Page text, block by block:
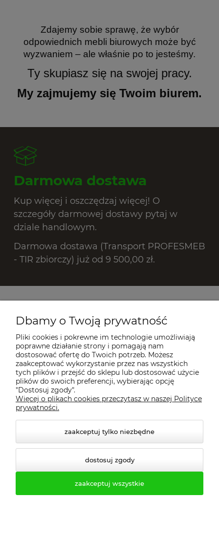
Zdajemy sobie sprawę, że wybór
odpowiednich mebli biurowych może być
wyzwaniem – ale właśnie po to jesteśmy.
Ty skupiasz się na swojej pracy.
My zajmujemy się Twoim biurem.
Darmowa dostawa
Kup więcej i oszczędzaj więcej! O
szczegóły darmowej dostawy pytaj w
dziale handlowym.
Darmowa dostawa (Transport PROFESMEB
- TIR zbiorczy) już od 9 500,00 zł.
Promocje
Nowości
Bestsellery
Ławka szatniowa z
Ławka szatniowa z
Dbamy o Twoją prywatność
Pliki cookies i pokrewne im technologie umożliwiają
poprawne działanie strony i pomagają nam
dostosować ofertę do Twoich potrzeb. Możesz
zaakceptować wykorzystanie przez nas wszystkich
tych plików i przejść do sklepu lub dostosować użycie
plików do swoich preferencji, wybierając opcję
"Dostosuj zgody".
Więcej o plikach cookies przeczytasz w naszej Polityce
prywatności.
zaakceptuj tylko niezbędne
dostosuj zgody
zaakceptuj wszystkie